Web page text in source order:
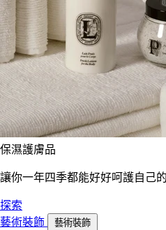
保濕護膚品
讓你一年四季都能好好呵護自己
探索
藝術裝飾
藝術裝飾